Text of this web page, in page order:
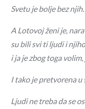
Svetu je bolje bez njih.
A Lotovoj ženi je,
su bili svi ti ljudi i
i ja je zbog toga
I tako je pretvorena u
Ljudi ne treba da se